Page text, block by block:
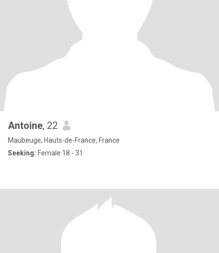
Antoine, 22
Maubeuge, Hauts-de-France, France
Seeking: Female 18 - 31